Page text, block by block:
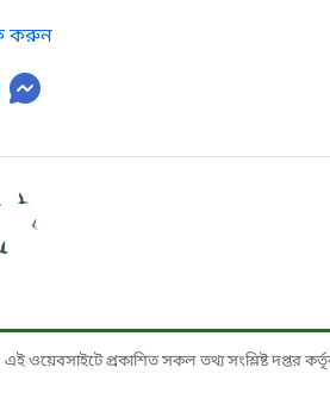
করুন
এই ওয়েবসাইটে প্রকাশিত সকল তথ্য সংশ্লিষ্ট দপ্তর